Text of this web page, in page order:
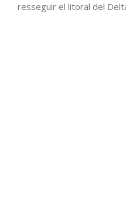
resseguir el litoral del